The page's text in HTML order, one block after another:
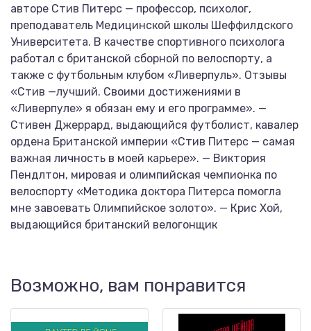
авторе Стив Питерс — профессор, психолог,
преподаватель Медицинской школы Шеффилдского
Университета. В качестве спортивного психолога
работал с британской сборной по велоспорту, а
также с футбольным клубом «Ливерпуль». Отзывы
«Стив —лучший. Своими достижениями в
«Ливерпуле» я обязан ему и его программе». —
Стивен Джеррард, выдающийся футболист, кавалер
ордена Британской империи «Стив Питерс — самая
важная личность в моей карьере». — Виктория
Пендлтон, мировая и олимпийская чемпионка по
велоспорту «Методика доктора Питерса помогла
мне завоевать Олимпийское золото». — Крис Хой,
выдающийся британский велогонщик
Возможно, вам понравится